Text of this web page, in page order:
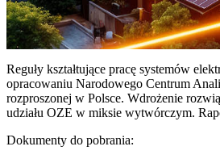
Reguły kształtujące pracę systemów
opracowaniu Narodowego Centrum
rozproszonej w Polsce. Wdrożenie
udziału OZE w miksie wytwórczym.
Dokumenty do pobrania: